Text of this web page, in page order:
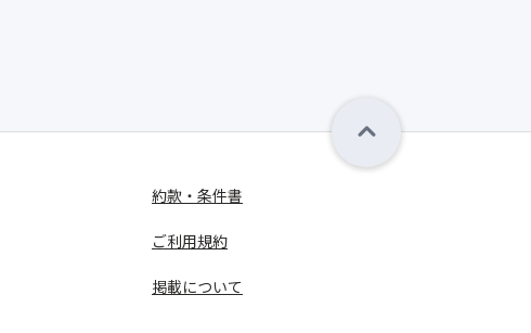
約款・条件書
ご利用規約
掲載について